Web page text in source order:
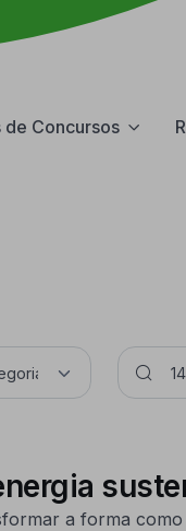
de Concursos
a forma